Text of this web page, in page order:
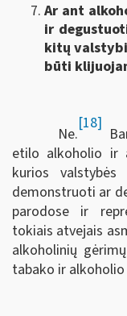
Ar ant
ir
kitų
būti
Ne.
[18]
etilo alkoholio ir
kurios
demonstruoti ar
parodose ir
tokiais atvejais
alkoholinių
tabako ir